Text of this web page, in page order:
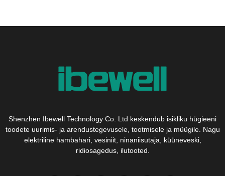
Shenzhen Ibewell Technology Co. Ltd keskendub isikliku hügieeni
toodete uurimis- ja arendustegevusele, tootmisele ja müügile. Nagu
elektriline hambahari, vesiniit, ninaniisutaja, küüneveski,
ridiosagedus, ilutooted.